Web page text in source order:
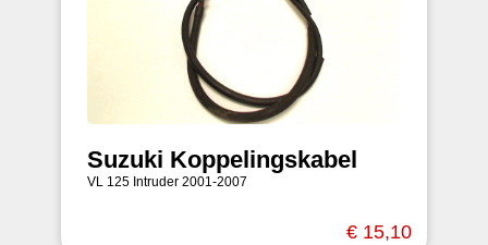
Suzuki Koppelingskabel
VL 125 Intruder 2001-2007
€ 15,10